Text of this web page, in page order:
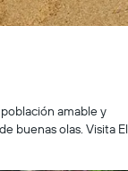
amable y
buenas olas. Visita El